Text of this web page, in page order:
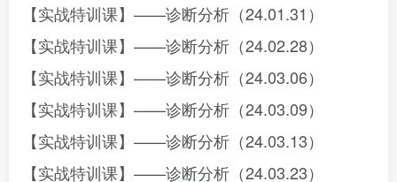
【实战特训课】——诊断分析（24.01.31）
【实战特训课】——诊断分析（24.02.28）
【实战特训课】——诊断分析（24.03.06）
【实战特训课】——诊断分析（24.03.09）
【实战特训课】——诊断分析（24.03.13）
【实战特训课】——诊断分析（24.03.23）